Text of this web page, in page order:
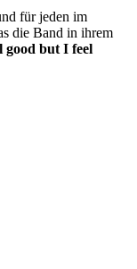
für jeden im
die Band in ihrem
good but I feel